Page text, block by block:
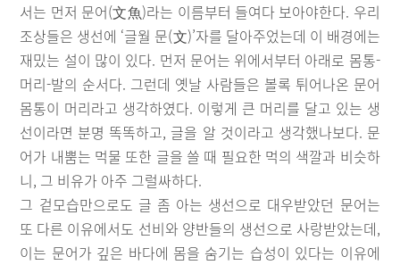
서는 먼저 문어(文魚)라는 이름부터 들여다 보아야한다. 우리
조상들은 생선에 ‘글월 문(文)’자를 달아주었는데 이 배경에는
재밌는 설이 많이 있다. 먼저 문어는 위에서부터 아래로 몸통-
머리-발의 순서다. 그런데 옛날 사람들은 볼록 튀어나온 문어
몸통이 머리라고 생각하였다. 이렇게 큰 머리를 달고 있는 생
선이라면 분명 똑똑하고, 글을 알 것이라고 생각했나보다. 문
어가 내뿜는 먹물 또한 글을 쓸 때 필요한 먹의 색깔과 비슷하
니, 그 비유가 아주 그럴싸하다.
그 겉모습만으로도 글 좀 아는 생선으로 대우받았던 문어는
또 다른 이유에서도 선비와 양반들의 생선으로 사랑받았는데,
이는 문어가 깊은 바다에 몸을 숨기는 습성이 있다는 이유에